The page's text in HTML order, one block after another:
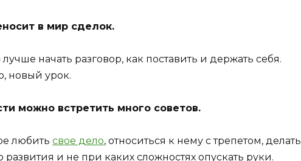
в мир сделок.
начать разговор, как поставить и держать себя.
новый урок.
можно встретить много советов.
любить свое дело, относиться к нему с трепетом, делать
и не при каких сложностях опускать руки.